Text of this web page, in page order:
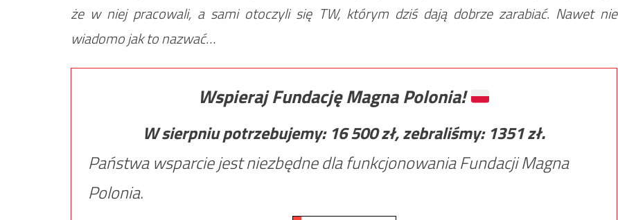
że w niej pracowali, a sami otoczyli się TW, którym dziś dają dobrze zarabiać. Nawet nie
wiadomo jak to nazwać…
Wspieraj Fundację Magna Polonia!
W sierpniu potrzebujemy: 16 500zł, zebraliśmy: 1351zł.
Państwa wsparcie jest niezbędne dla funkcjonowania Fundacji Magna
Polonia.